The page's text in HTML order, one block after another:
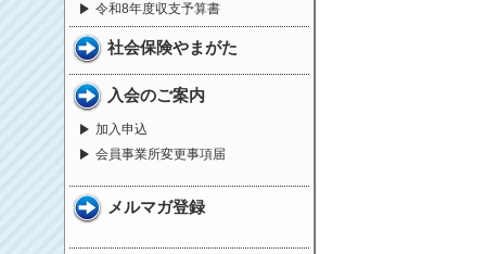
令和8年度収支予算書
社会保険やまがた
入会のご案内
加入申込
会員事業所変更事項届
メルマガ登録